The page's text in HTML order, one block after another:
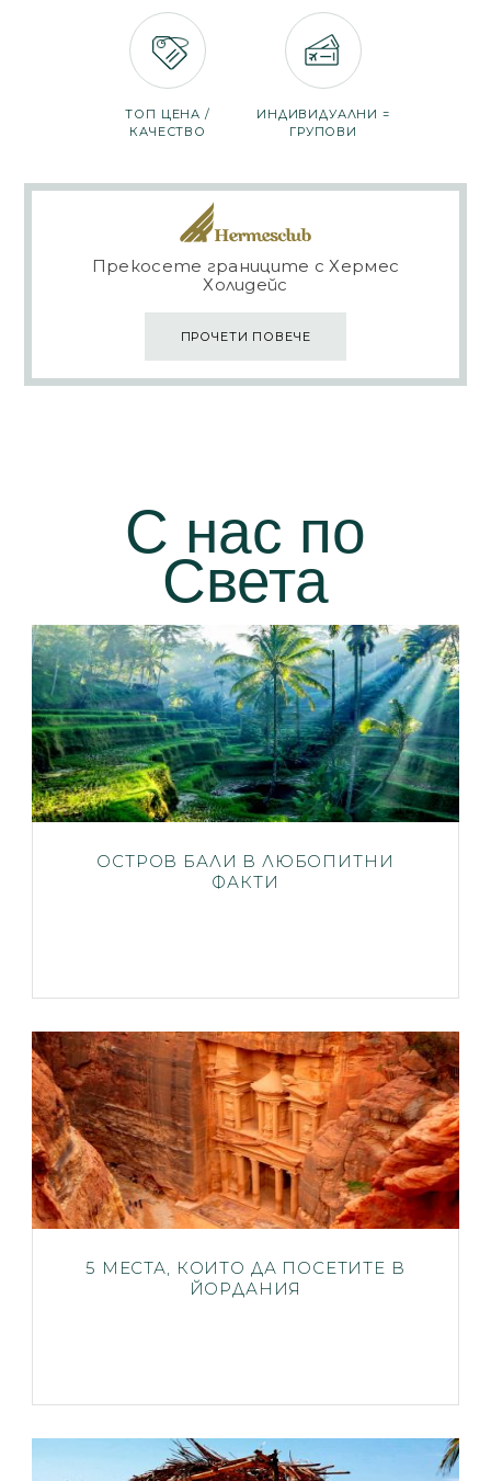
ТОП ЦЕНА /
КАЧЕСТВО
ИНДИВИДУАЛНИ =
ГРУПОВИ
Прекосете границите с Хермес
Холидейс
ПРОЧЕТИ ПОВЕЧЕ
С нас по
Света
ОСТРОВ БАЛИ В ЛЮБОПИТНИ
ФАКТИ
5 МЕСТА, КОИТО ДА ПОСЕТИТЕ В
ЙОРДАНИЯ